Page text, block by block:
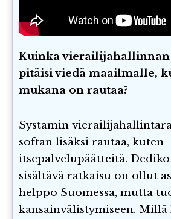
Kuinka vierailijahallinnan
pitäisi viedä maailmalle,
mukana on rautaa?
Systamin
softan lisäksi rautaa, kuten
itsepalvelupäätteitä.
sisältävä ratkaisu on ollut
helppo Suomessa, mutta
kansainvälistymiseen.